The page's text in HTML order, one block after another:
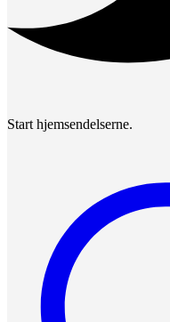
Start hjemsendelserne.